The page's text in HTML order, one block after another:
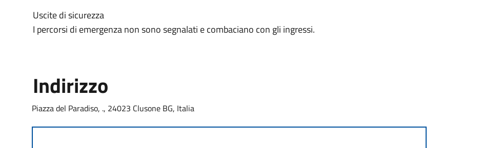
Uscite di sicurezza
I percorsi di emergenza non sono segnalati e combaciano con gli ingressi.
Indirizzo
Piazza del Paradiso, ., 24023 Clusone BG, Italia